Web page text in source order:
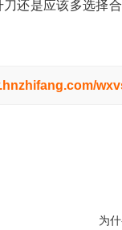
还是应该多选择
为